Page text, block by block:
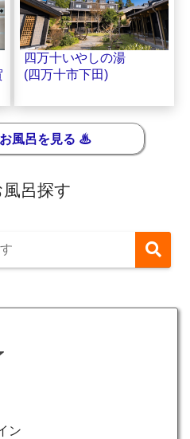
四万十いやしの湯
(四万十市下田)
風呂を見る ♨
呂探す
ン